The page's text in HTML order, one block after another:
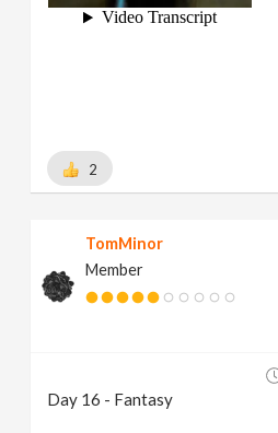
2
TomMinor
Member
Day 16 - Fantasy